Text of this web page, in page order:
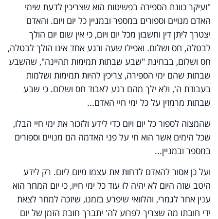
"ועיקר כוונת הספירה בפשיטות הוא שצריכין לדעת שימי
האדם מנויים וספורים במספר ובמניין כל יום ויום. והאדם
יצטרך ליתן דין וחשבון מכל יום ויום, כי אין שום יום הולך
לבטלה, חס ושלום. ואפילו שעה ורגע אחד אינו הולך לבטלה,
חס ושלום, בבחינת "שבע שבתות תמימות תהיינה", שהשבע
שבתות שהם ימי הספירה, צריכין להיות תמימות ושלמות
בעבודת ה', ולא ילך מהם רגע לאבוד חס ושלום. כי שבע
שבתות מרמזין על כל ימי חיי האדם...
שהמצוה לספור כל יום ויום כדי לידע ולזכור את ימי חיי הבלו,
שכל הימים אשר הוא חי על פני האדמה הם מנויים וספורים
במספר ובמניין...
ועל כן אסור להאדם לדחות את עצמו מיום ליום. רק לידע
היטב שזה היום לא יהיה לו עוד כל ימי חייו, כי יום המחר הוא
ענין אחר לגמרי, והלוואי שיפרע בזמנו, שיזכה למחר לצאת
ידי חובתו מה שצריך לפרוע לה' יתברך חובת הזמן של יום